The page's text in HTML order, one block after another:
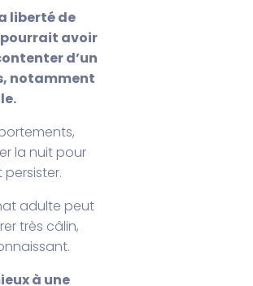
liberté de
pourrait avoir
d’un
notamment
la nuit pour
adulte peut
très câlin,
à une